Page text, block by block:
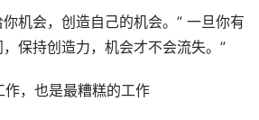
会，创造自己的机会。” 一旦你有
保持创造力，机会才不会流失。”
，也是最糟糕的工作